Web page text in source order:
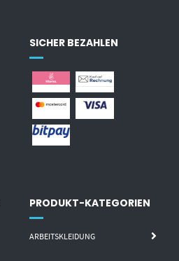
SICHER BEZAHLEN
PRODUKT-KATEGORIEN
ARBEITSKLEIDUNG